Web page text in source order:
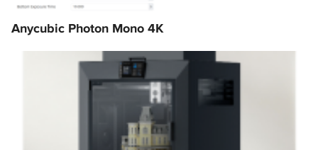
Anycubic Photon Mono 4K